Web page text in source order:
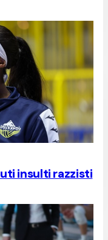
insulti razzisti